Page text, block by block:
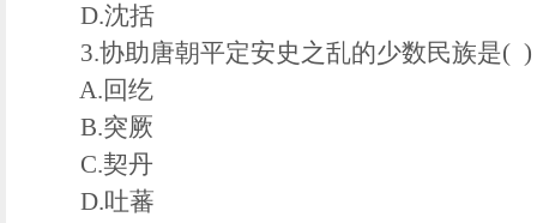
D.沈括
3.协助唐朝平定安史之乱的少数民族是( )
A.回纥
B.突厥
C.契丹
D.吐蕃